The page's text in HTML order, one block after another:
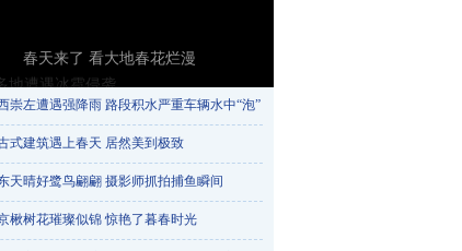
春天来了 看大地春花烂漫
崇左遭遇强降雨 路段积水严重车辆水中“泡”​
式建筑遇上春天 居然美到极致
天晴好鹭鸟翩翩 摄影师抓拍捕鱼瞬间
楸树花璀璨似锦 惊艳了暮春时光